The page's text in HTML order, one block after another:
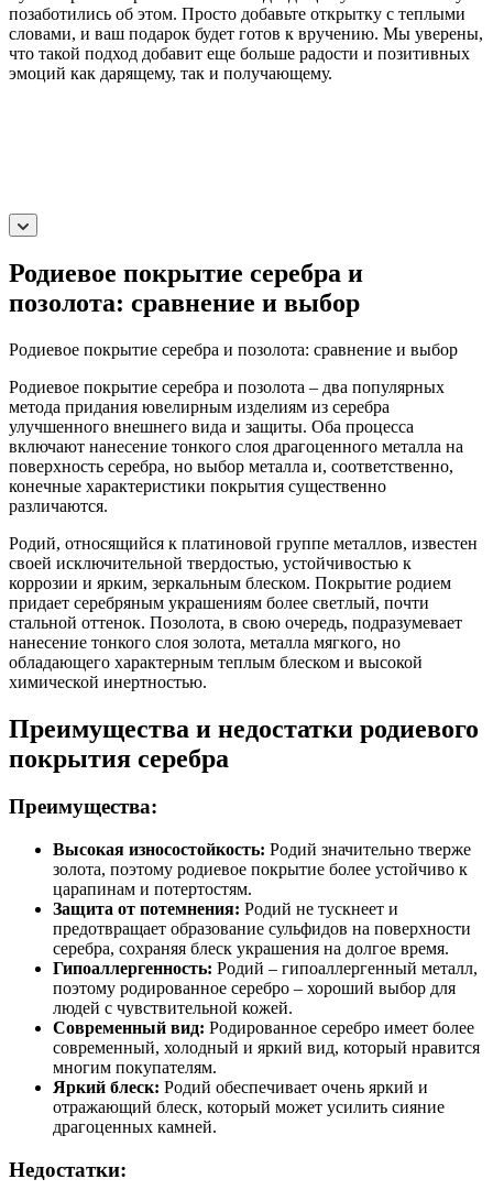
позаботились об этом. Просто добавьте открытку с теплыми
словами, и ваш подарок будет готов к вручению. Мы уверены,
что такой подход добавит еще больше радости и позитивных
эмоций как дарящему, так и получающему.
Родиевое покрытие серебра и
позолота: сравнение и выбор
Родиевое покрытие серебра и позолота: сравнение и выбор
Родиевое покрытие серебра и позолота – два популярных
метода придания ювелирным изделиям из серебра
улучшенного внешнего вида и защиты. Оба процесса
включают нанесение тонкого слоя драгоценного металла на
поверхность серебра, но выбор металла и, соответственно,
конечные характеристики покрытия существенно
различаются.
Родий, относящийся к платиновой группе металлов, известен
своей исключительной твердостью, устойчивостью к
коррозии и ярким, зеркальным блеском. Покрытие родием
придает серебряным украшениям более светлый, почти
стальной оттенок. Позолота, в свою очередь, подразумевает
нанесение тонкого слоя золота, металла мягкого, но
обладающего характерным теплым блеском и высокой
химической инертностью.
Преимущества и недостатки родиевого
покрытия серебра
Преимущества:
Высокая износостойкость: Родий значительно тверже
золота, поэтому родиевое покрытие более устойчиво к
царапинам и потертостям.
Защита от потемнения: Родий не тускнеет и
предотвращает образование сульфидов на поверхности
серебра, сохраняя блеск украшения на долгое время.
Гипоаллергенность: Родий – гипоаллергенный металл,
поэтому родированное серебро – хороший выбор для
людей с чувствительной кожей.
Современный вид: Родированное серебро имеет более
современный, холодный и яркий вид, который нравится
многим покупателям.
Яркий блеск: Родий обеспечивает очень яркий и
отражающий блеск, который может усилить сияние
драгоценных камней.
Недостатки: